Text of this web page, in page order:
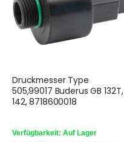
Druckmesser Type
505,99017 Buderus GB 132T,
142, 8718600018
Verfügbarkeit: Auf Lager